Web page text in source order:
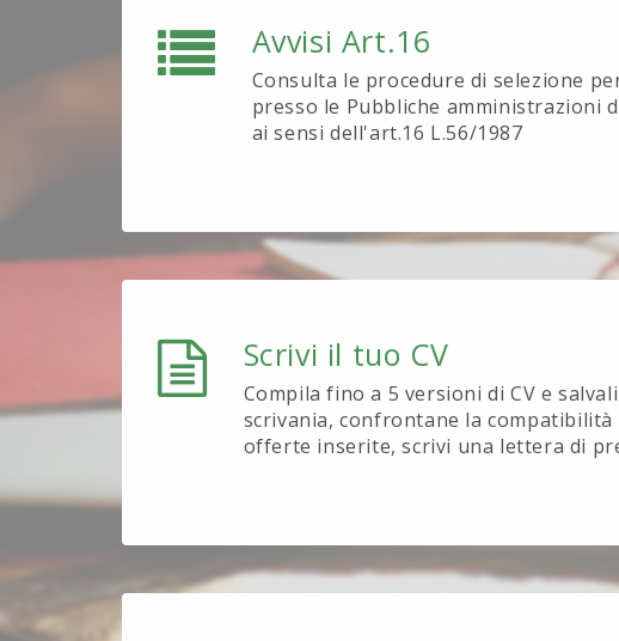
Avvisi Art.16
Consulta le procedure di selezione
presso le Pubbliche amministrazioni
ai sensi dell'art.16 L.56/1987
Scrivi il tuo CV
Compila fino a 5 versioni di CV e
scrivania, confrontane la compatibilità
offerte inserite, scrivi una lettera di